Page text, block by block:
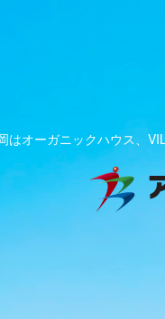
はオーガニックハウス、